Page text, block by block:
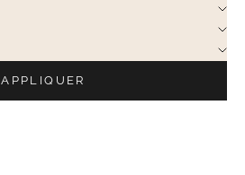
APPLIQUER